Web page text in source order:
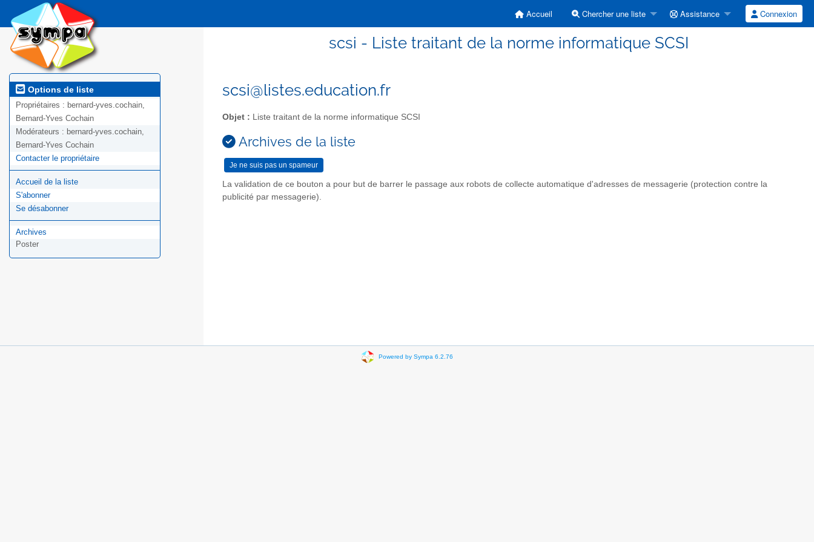
Accueil Chercher une liste Assistance Connexion
scsi - Liste traitant de la norme informatique SCSI
Options de liste
Propriétaires : bernard-yves.cochain,
Bernard-Yves Cochain
Modérateurs : bernard-yves.cochain,
Bernard-Yves Cochain
Contacter le propriétaire
Accueil de la liste
S'abonner
Se désabonner
Archives
Poster
scsi@listes.education.fr
Objet : Liste traitant de la norme informatique SCSI
Archives de la liste
La validation de ce bouton a pour but de barrer le passage aux robots de collecte automatique d'adresses de messagerie (protection contre la
publicité par messagerie).
Powered by Sympa 6.2.76